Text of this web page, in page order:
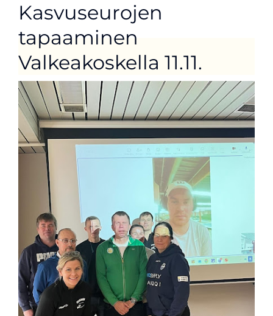
Kasvuseurojen
tapaaminen
Valkeakoskella 11.11.